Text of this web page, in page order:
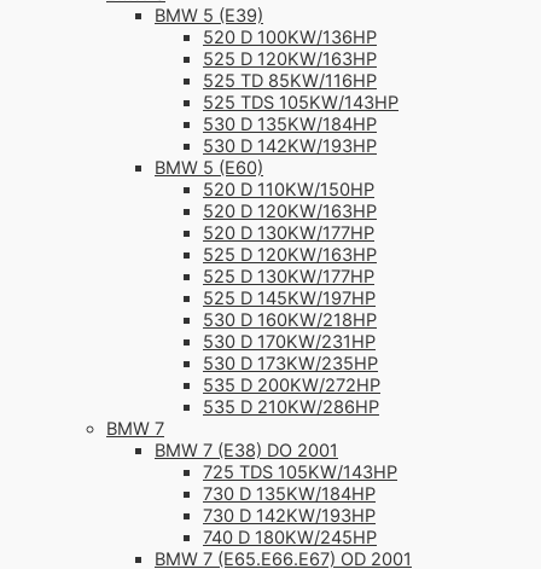
BMW 5 (E39)
520 D 100KW/136HP
525 D 120KW/163HP
525 TD 85KW/116HP
525 TDS 105KW/143HP
530 D 135KW/184HP
530 D 142KW/193HP
BMW 5 (E60)
520 D 110KW/150HP
520 D 120KW/163HP
520 D 130KW/177HP
525 D 120KW/163HP
525 D 130KW/177HP
525 D 145KW/197HP
530 D 160KW/218HP
530 D 170KW/231HP
530 D 173KW/235HP
535 D 200KW/272HP
535 D 210KW/286HP
BMW 7
BMW 7 (E38) DO 2001
725 TDS 105KW/143HP
730 D 135KW/184HP
730 D 142KW/193HP
740 D 180KW/245HP
BMW 7 (E65.E66.E67) OD 2001